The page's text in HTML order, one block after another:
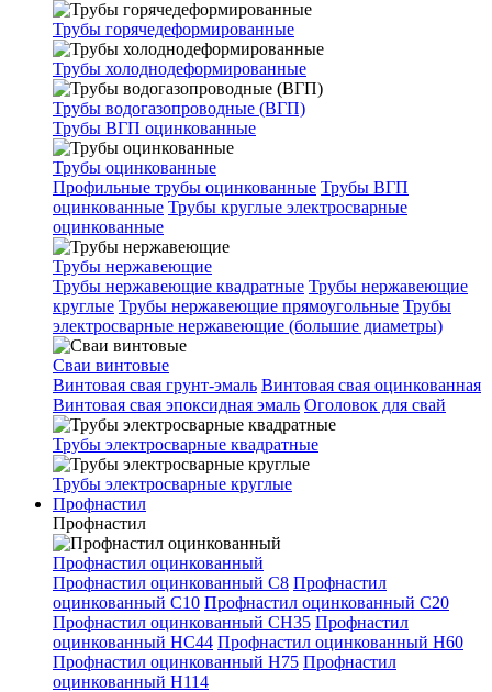
Трубы горячедеформированные
Трубы холоднодеформированные
Трубы водогазопроводные (ВГП)
Трубы ВГП оцинкованные
Трубы оцинкованные
Профильные трубы оцинкованные Трубы ВГП
оцинкованные Трубы круглые электросварные
оцинкованные
Трубы нержавеющие
Трубы нержавеющие квадратные Трубы нержавеющие
круглые Трубы нержавеющие прямоугольные Трубы
электросварные нержавеющие (большие диаметры)
Сваи винтовые
Винтовая свая грунт-эмаль Винтовая свая оцинкованная
Винтовая свая эпоксидная эмаль Оголовок для свай
Трубы электросварные квадратные
Трубы электросварные круглые
Профнастил
Профнастил
Профнастил оцинкованный
Профнастил оцинкованный С8 Профнастил
оцинкованный С10 Профнастил оцинкованный С20
Профнастил оцинкованный СН35 Профнастил
оцинкованный НС44 Профнастил оцинкованный Н60
Профнастил оцинкованный Н75 Профнастил
оцинкованный Н114